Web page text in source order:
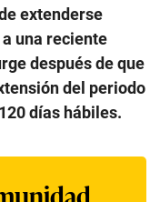
extenderse
una reciente
después de que
del periodo
días hábiles.